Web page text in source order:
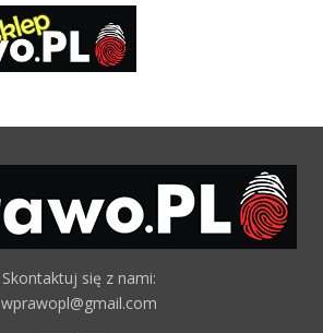
Skontaktuj się z nami:
wprawopl@gmail.com